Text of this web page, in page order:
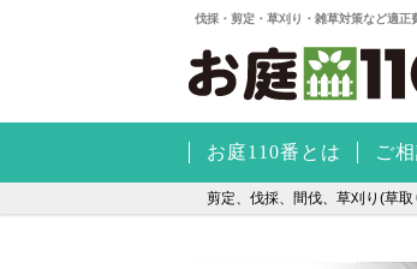
伐採・剪定・草刈り・雑草対策など適正
お庭110番とは ご
剪定、伐採、間伐、草刈り(草